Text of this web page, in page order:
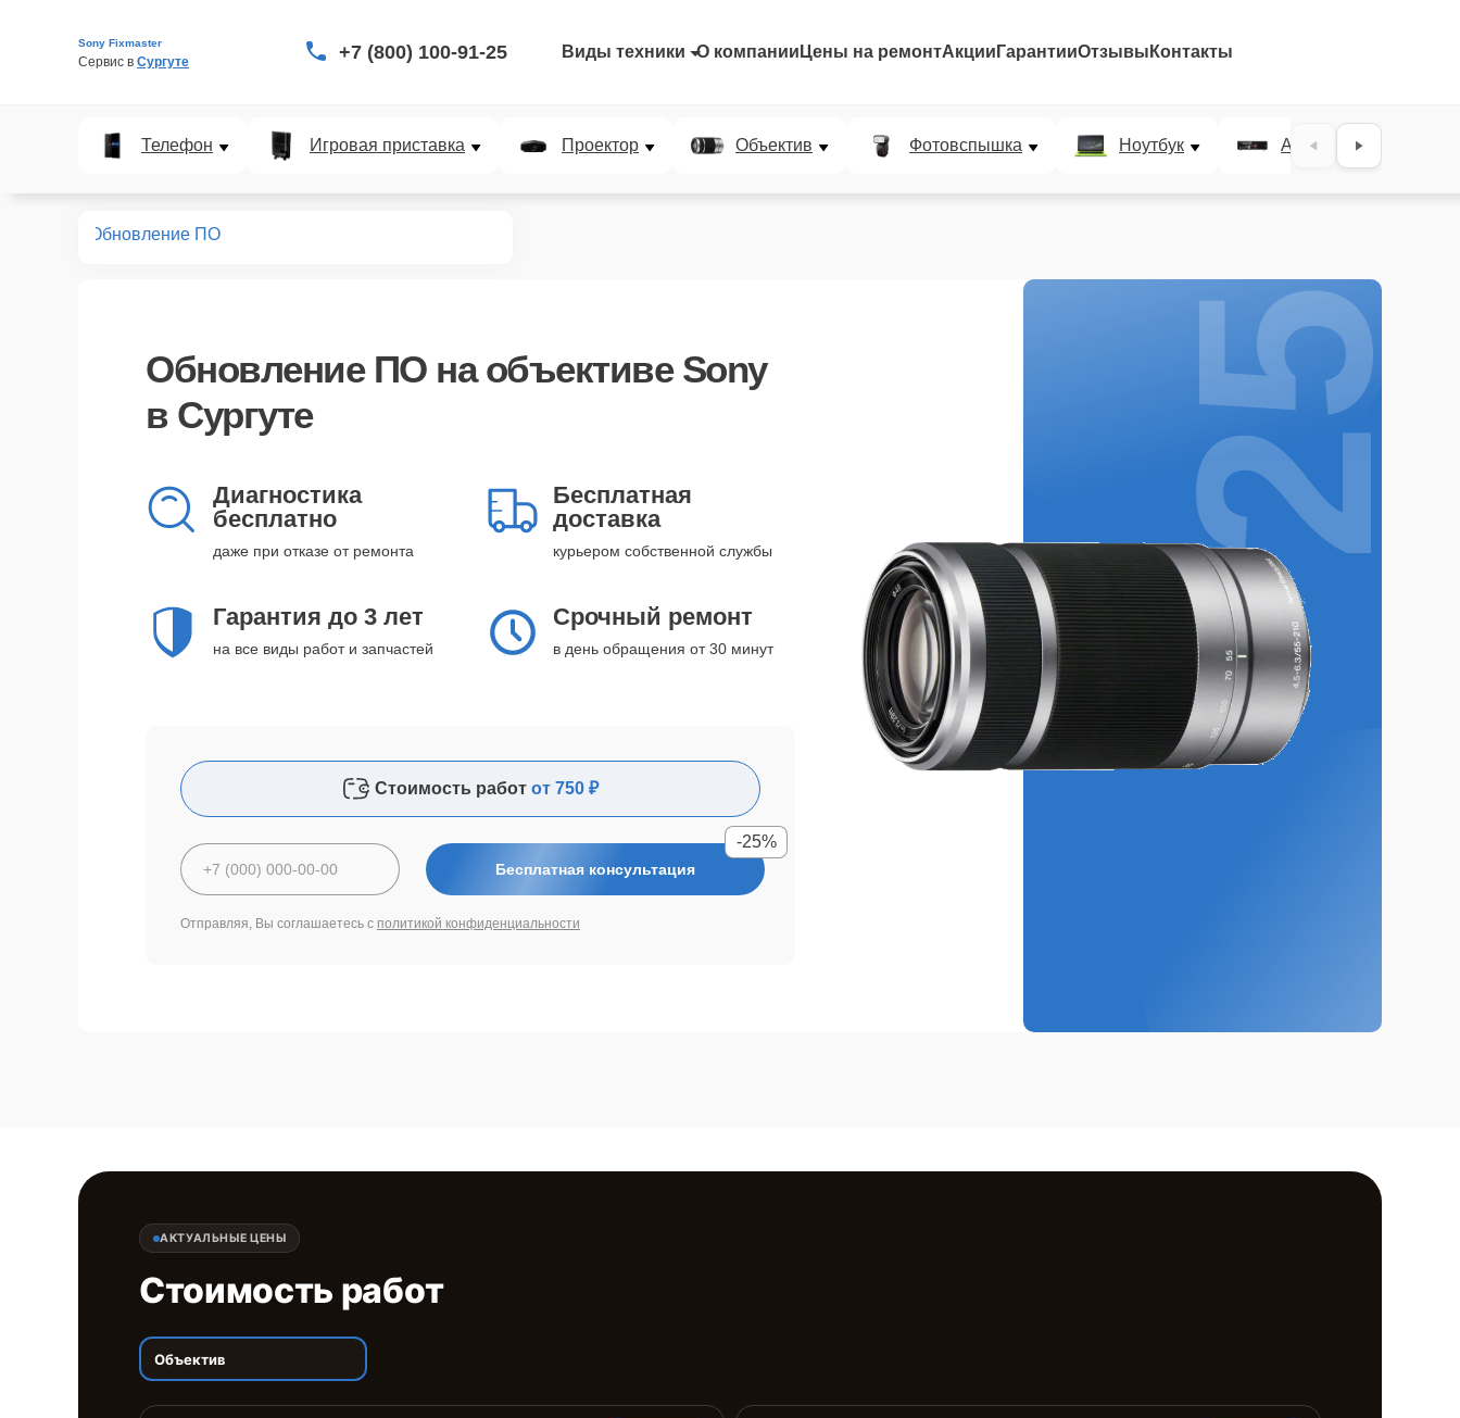
Sony Fixmaster
Сервис в Сургуте +7 (800) 100-91-25 Виды техники О компании Цены на ремонтАкции ГарантииОтзывы Контакты
Телефон Игровая приставка Проектор Объектив Фотовспышка Ноутбук AV-ресивер
Обновление ПО
Обновление ПОна объективе Sony
в Сургуте
Диагностика
бесплатно
даже при отказе от ремонта
Бесплатная
доставка
курьером собственной службы
Гарантия до 3 лет
на все виды работ и запчастей
Срочный ремонт
в день обращения от 30 минут
Стоимость работ от 750 ₽
Бесплатная консультация
-25%
Отправляя, Вы соглашаетесь с политикой конфиденциальности
25%
АКТУАЛЬНЫЕ ЦЕНЫ
Стоимость работ
Объектив